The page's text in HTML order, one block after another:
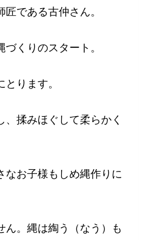
匠である古仲さん。
くりのスタート。
ります。
揉みほぐして柔らかく
なお子様もしめ縄作りに
ん。縄は綯う（なう）も